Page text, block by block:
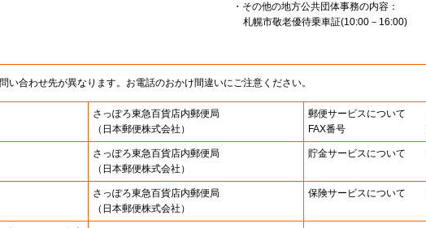
・その他の地方公共団体事務の内容：
札幌市敬老優待乗車証(10:00－16:00)
い合わせ先が異なります。お電話のおかけ間違いにご注意ください。
さっぽろ東急百貨店内郵便局
（日本郵便株式会社）
郵便サービスについて
FAX番号
さっぽろ東急百貨店内郵便局
（日本郵便株式会社）
貯金サービスについて
さっぽろ東急百貨店内郵便局
（日本郵便株式会社）
保険サービスについて